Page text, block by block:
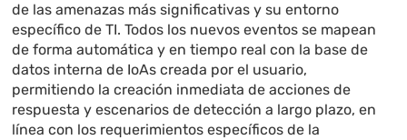
de las amenazas más significativas y su entorno
específico de TI. Todos los nuevos eventos se mapean
de forma automática y en tiempo real con la base de
datos interna de IoAs creada por el usuario,
permitiendo la creación inmediata de acciones de
respuesta y escenarios de detección a largo plazo, en
línea con los requerimientos específicos de la